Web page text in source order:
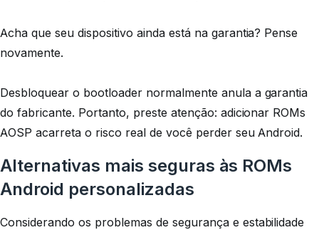
Acha que seu dispositivo ainda está na garantia? Pense
novamente.
Desbloquear o bootloader normalmente anula a garantia
do fabricante. Portanto, preste atenção: adicionar ROMs
AOSP acarreta o risco real de você perder seu Android.
Alternativas mais seguras às ROMs
Android personalizadas
Considerando os problemas de segurança e estabilidade